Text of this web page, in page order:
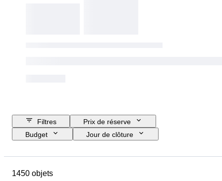
Filtres
Prix de réserve
Budget
Jour de clôture
Matériau
1450 objets